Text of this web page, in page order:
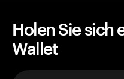
Holen Sie sich
Wallet